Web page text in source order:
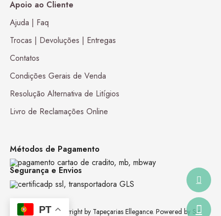
PT
Apoio ao Cliente
Ajuda | Faq
Trocas | Devoluções | Entregas
Contatos
Condições Gerais de Venda
Resolução Alternativa de Litígios
Livro de Reclamações Online
Métodos de Pagamento
Segurança e Envios
1980-2026 © Copyright by Tapeçarias Ellegance. Powered by Sir